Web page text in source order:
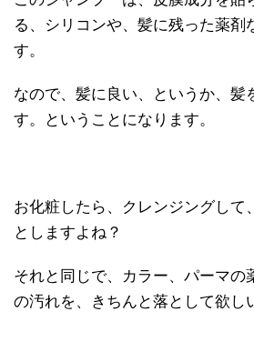
る、シリコンや、髪に残った薬剤
す。
なので、髪に良い、というか、髪
す。ということになります。
お化粧したら、クレンジングして
としますよね？
それと同じで、カラー、パーマの
の汚れを、きちんと落として欲し